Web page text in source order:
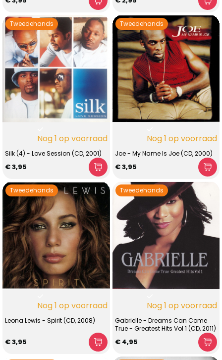
Tweedehands
Nog 1 op voorraad
Silk (4) - Love Session (CD, 2001)
€ 3,95
Tweedehands
Nog 1 op voorraad
Joe - My Name Is Joe (CD, 2000)
€ 3,95
Tweedehands
Nog 1 op voorraad
Leona Lewis - Spirit (CD, 2008)
€ 3,95
Tweedehands
Nog 1 op voorraad
Gabrielle - Dreams Can Come
True - Greatest Hits Vol 1 (CD, 2011)
€ 4,95